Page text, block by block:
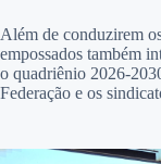
Além de conduzirem
empossados também
o quadriênio 2026-
Federação e os